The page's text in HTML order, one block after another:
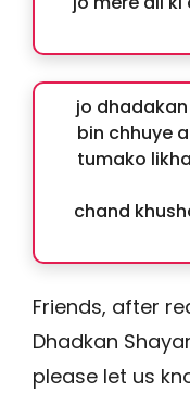
jo
bin chhuye
tumako
chand
Friends, after
Dhadkan
please let us